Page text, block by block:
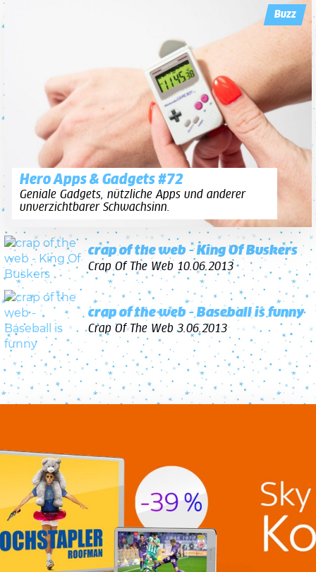
Hero Apps & Gadgets #72
Geniale Gadgets, nützliche Apps und anderer
unverzichtbarer Schwachsinn.
Buzz
crap of the web - King Of Buskers
Crap Of The Web 10.06.2013
crap of the web - Baseball is funny
Crap Of The Web3.06.2013